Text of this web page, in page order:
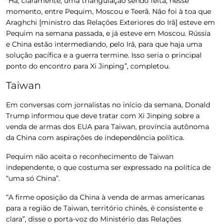
momento, entre Pequim, Moscou e Teerã. Não foi à toa que
Araghchi [ministro das Relações Exteriores do Irã] esteve em
Pequim na semana passada, e já esteve em Moscou. Rússia
e China estão intermediando, pelo Irã, para que haja uma
solução pacífica e a guerra termine. Isso seria o principal
ponto do encontro para Xi Jinping”, completou.
Taiwan
Em conversas com jornalistas no início da semana, Donald
Trump informou que deve tratar com Xi Jinping sobre a
venda de armas dos EUA para Taiwan, província autônoma
da China com aspirações de independência política.
Pequim não aceita o reconhecimento de Taiwan
independente, o que costuma ser expressado na política de
“uma só China”.
“A firme oposição da China à venda de armas americanas
para a região de Taiwan, território chinês, é consistente e
clara”, disse o porta-voz do Ministério das Relações